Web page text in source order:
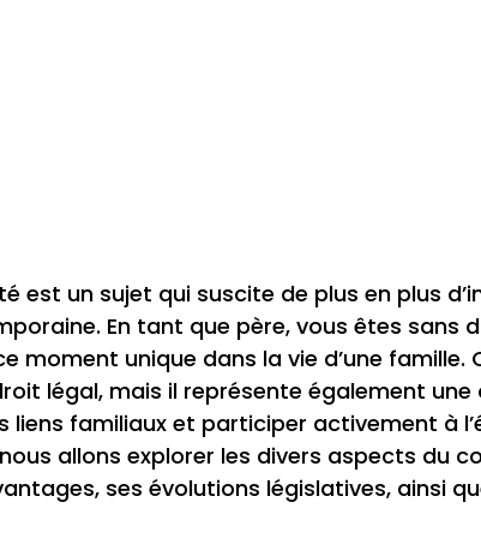
est un sujet qui suscite de plus en plus
En tant que père, vous êtes sans
moment unique dans la vie d’une famille.
légal, mais il représente également
liens familiaux et participer activement à
allons explorer les divers aspects du
ses évolutions législatives, ainsi